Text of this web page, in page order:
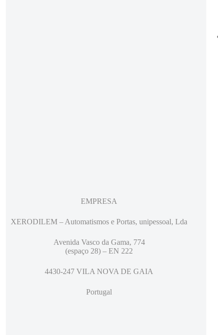
EMPRESA
XERODILEM – Automatismos e Portas, unipessoal, Lda
Avenida Vasco da Gama, 774
(espaço 28) – EN 222
4430-247 VILA NOVA DE GAIA
Portugal